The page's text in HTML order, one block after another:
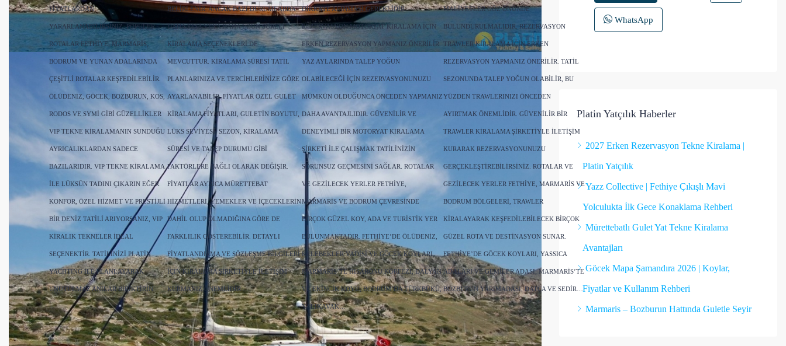
FIYATLARDAN
YARARLANABILIRSINIZ. POPÜLER
ROTALAR FETHIYE, MARMARIS,
BODRUM VE YUNAN ADALARINDA
ÇEŞITLI ROTALAR KEŞFEDILEBILIR.
ÖLÜDENIZ, GÖCEK, BOZBURUN, KOS,
RODOS VE SYMI GIBI GÜZELLIKLER
VIP TEKNE KIRALAMANIN SUNDUĞU
AYRICALIKLARDAN SADECE
BAZILARIDIR. VIP TEKNE KIRALAMA
ILE LÜKSÜN TADINI ÇIKARIN EĞER
KONFOR, ÖZEL HIZMET VE PRESTIJLI
BIR DENIZ TATILI ARIYORSANIZ, VIP
KIRALIK TEKNELER IDEAL
SEÇENEKTIR. TATILINIZI PLATİN
YACHTING ILE PLANLAYARAK
UNUTULMAZ ANILAR BIRIKTIRIN.
BELIRLENIR. ANCAK BAZI DURUMLARDA
DAHA KISA VEYA DAHA UZUN SÜRELI
KIRALAMA SEÇENEKLERI DE
MEVCUTTUR. KIRALAMA SÜRESI TATIL
PLANLARINIZA VE TERCIHLERINIZE GÖRE
AYARLANABILIR. FIYATLAR ÖZEL GULET
KIRALAMA FIYATLARI, GULETIN BOYUTU,
LÜKS SEVIYESI, SEZON, KIRALAMA
SÜRESI VE TALEP DURUMU GIBI
FAKTÖRLERE BAĞLI OLARAK DEĞIŞIR.
FIYATLAR AYRICA MÜRETTEBAT
HIZMETLERI, YEMEKLER VE IÇECEKLERIN
DAHIL OLUP OLMADIĞINA GÖRE DE
FARKLILIK GÖSTEREBILIR. DETAYLI
FIYATLANDIRMA VE SÖZLEŞME BILGILERI
IÇIN KIRALAMA ŞIRKETIYLE ILETIŞIM
KURMANIZ ÖNEMLIDIR.…
DIKKATE ALINMASI GEREKLIDIR.
REZERVASYON MOTORYAT KIRALAMA IÇIN
ERKEN REZERVASYON YAPMANIZ ÖNERILIR.
YAZ AYLARINDA TALEP YOĞUN
OLABILECEĞI IÇIN REZERVASYONUNUZU
MÜMKÜN OLDUĞUNCA ÖNCEDEN YAPMANIZ
DAHA AVANTAJLIDIR. GÜVENILIR VE
DENEYIMLI BIR MOTORYAT KIRALAMA
ŞIRKETI ILE ÇALIŞMAK TATILINIZIN
SORUNSUZ GEÇMESINI SAĞLAR. ROTALAR
VE GEZILECEK YERLER FETHIYE,
MARMARIS VE BODRUM ÇEVRESINDE
BIRÇOK GÜZEL KOY, ADA VE TURISTIK YER
BULUNMAKTADIR. FETHIYE’DE ÖLÜDENIZ,
KELEBEKLER VADISI VE GÖCEK KOYLARI,
MARMARIS’TE HISARÖNÜ KÖRFEZI, DALYAN
VE EKINCIK KOYU, BODRUM’DA TÜRKBÜKÜ,
YALIKAVAK…
MALIYETLER GÖZ ÖNÜNDE
BULUNDURULMALIDIR. REZERVASYON
TRAWLER KIRALAMA IÇIN ERKEN
REZERVASYON YAPMANIZ ÖNERILIR. TATIL
SEZONUNDA TALEP YOĞUN OLABILIR, BU
YÜZDEN TRAWLERINIZI ÖNCEDEN
AYIRTMAK ÖNEMLIDIR. GÜVENILIR BIR
TRAWLER KIRALAMA ŞIRKETIYLE ILETIŞIM
KURARAK REZERVASYONUNUZU
GERÇEKLEŞTIREBILIRSINIZ. ROTALAR VE
GEZILECEK YERLER FETHIYE, MARMARIS VE
BODRUM BÖLGELERI, TRAWLER
KIRALAYARAK KEŞFEDILEBILECEK BIRÇOK
GÜZEL ROTA VE DESTINASYON SUNAR.
FETHIYE’DE GÖCEK KOYLARI, YASSICA
ADALARI VE GEMILER ADASI; MARMARIS’TE
BOZBURUN YARIMADASI, DATÇA VE SEDIR…
WhatsApp
Platin Yatçılık Haberler
2027 Erken Rezervasyon Tekne Kiralama |
Platin Yatçılık
Yazz Collective | Fethiye Çıkışlı Mavi
Yolculukta İlk Gece Konaklama Rehberi
Mürettebatlı Gulet Yat Tekne Kiralama
Avantajları
Göcek Mapa Şamandıra 2026 | Koylar,
Fiyatlar ve Kullanım Rehberi
Marmaris – Bozburun Hattında Guletle Seyir